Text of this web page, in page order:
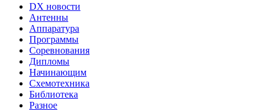
DX новости
Антенны
Аппаратура
Программы
Соревнования
Дипломы
Начинающим
Схемотехника
Библиотека
Разное